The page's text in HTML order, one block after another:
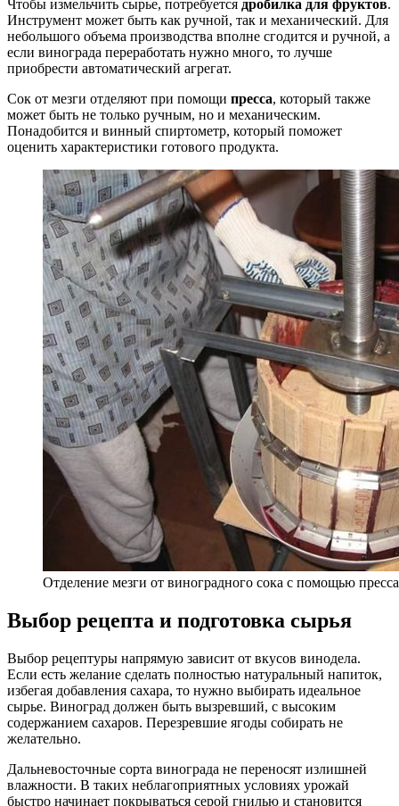
Чтобы измельчить сырье, потребуется дробилка для фруктов.
Инструмент может быть как ручной, так и механический. Для
небольшого объема производства вполне сгодится и ручной, а
если винограда переработать нужно много, то лучше
приобрести автоматический агрегат.
Сок от мезги отделяют при помощи пресса, который также
может быть не только ручным, но и механическим.
Понадобится и винный спиртометр, который поможет
оценить характеристики готового продукта.
Отделение мезги от виноградного сока с помощью пресса
Выбор рецепта и подготовка сырья
Выбор рецептуры напрямую зависит от вкусов винодела.
Если есть желание сделать полностью натуральный напиток,
избегая добавления сахара, то нужно выбирать идеальное
сырье. Виноград должен быть вызревший, с высоким
содержанием сахаров. Перезревшие ягоды собирать не
желательно.
Дальневосточные сорта винограда не переносят излишней
влажности. В таких неблагоприятных условиях урожай
быстро начинает покрываться серой гнилью и становится